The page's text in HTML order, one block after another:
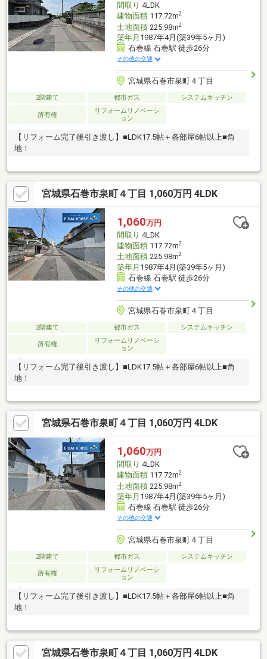
間取り 4LDK
建物面積117.72m2
土地面積225.98m2
築年月 1987年4月(築39年5ヶ月)
石巻線 石巻駅 徒歩26分
その他の交通
宮城県石巻市泉町４丁目
2階建て 都市ガス システムキッチン
所有権
リフォームリノベーシ
ョン
【リフォーム完了後引き渡し】■LDK17.5帖＋各部屋6帖以上■角
地！
宮城県石巻市泉町４丁目 1,060万円 4LDK
1,060万円
間取り 4LDK
建物面積117.72m2
土地面積225.98m2
築年月 1987年4月(築39年5ヶ月)
石巻線 石巻駅 徒歩26分
その他の交通
宮城県石巻市泉町４丁目
2階建て 都市ガス システムキッチン
所有権
リフォームリノベーシ
ョン
【リフォーム完了後引き渡し】■LDK17.5帖＋各部屋6帖以上■角
地！
宮城県石巻市泉町４丁目 1,060万円 4LDK
1,060万円
間取り 4LDK
建物面積117.72m2
土地面積225.98m2
築年月 1987年4月(築39年5ヶ月)
石巻線 石巻駅 徒歩26分
その他の交通
宮城県石巻市泉町４丁目
2階建て 都市ガス システムキッチン
所有権
リフォームリノベーシ
ョン
【リフォーム完了後引き渡し】■LDK17.5帖＋各部屋6帖以上■角
地！
宮城県石巻市泉町４丁目 1,060万円 4LDK